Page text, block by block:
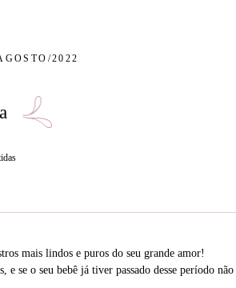
2022
mais lindos e puros do seu grande amor!
se o seu bebê já tiver passado desse período